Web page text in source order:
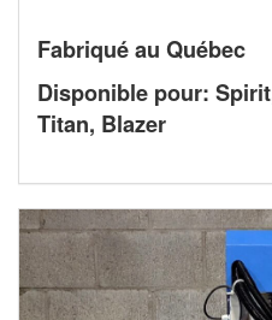
Fabriqué au Québec
Disponible pour:
Titan, Blazer